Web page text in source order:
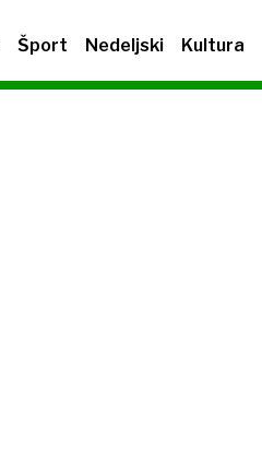
Šport Nedeljski Kultura